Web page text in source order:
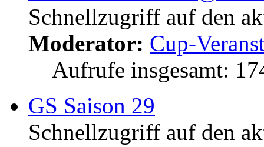
Schnellzugriff auf den
Moderator: Cup-
Aufrufe insgesamt:
GS Saison 29
Schnellzugriff auf den